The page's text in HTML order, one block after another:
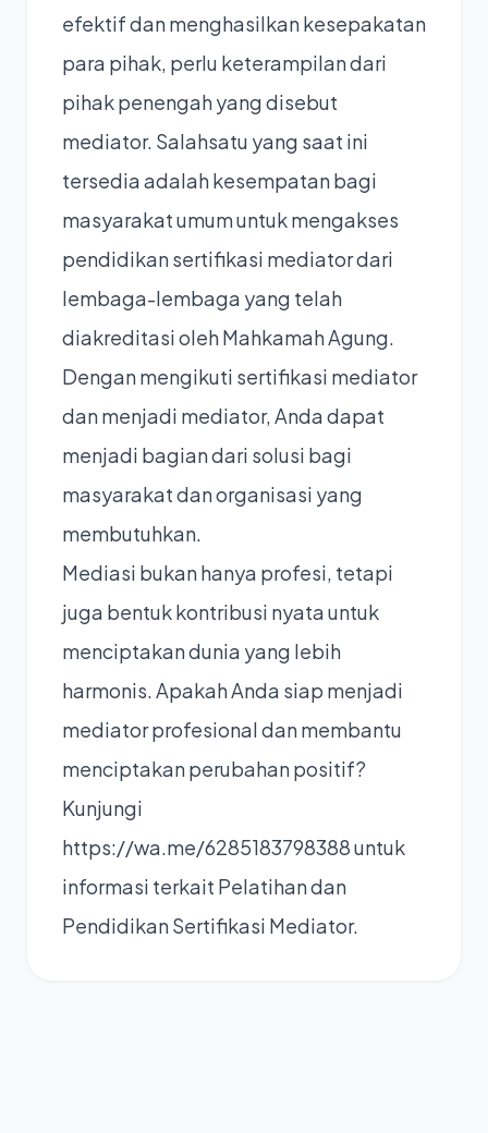
efektif dan menghasilkan kesepakatan
para pihak, perlu keterampilan dari
pihak penengah yang disebut
mediator. Salahsatu yang saat ini
tersedia adalah kesempatan bagi
masyarakat umum untuk mengakses
pendidikan sertifikasi mediator dari
lembaga-lembaga yang telah
diakreditasi oleh Mahkamah Agung.
Dengan mengikuti sertifikasi mediator
dan menjadi mediator, Anda dapat
menjadi bagian dari solusi bagi
masyarakat dan organisasi yang
membutuhkan.
Mediasi bukan hanya profesi, tetapi
juga bentuk kontribusi nyata untuk
menciptakan dunia yang lebih
harmonis. Apakah Anda siap menjadi
mediator profesional dan membantu
menciptakan perubahan positif?
Kunjungi
https://wa.me/6285183798388 untuk
informasi terkait Pelatihan dan
Pendidikan Sertifikasi Mediator.